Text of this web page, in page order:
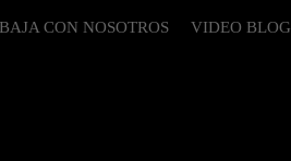
CON NOSOTROS VIDEO BLOG